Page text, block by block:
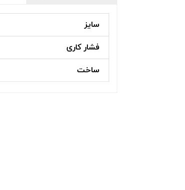
سایز
فشار کاری
ساخت